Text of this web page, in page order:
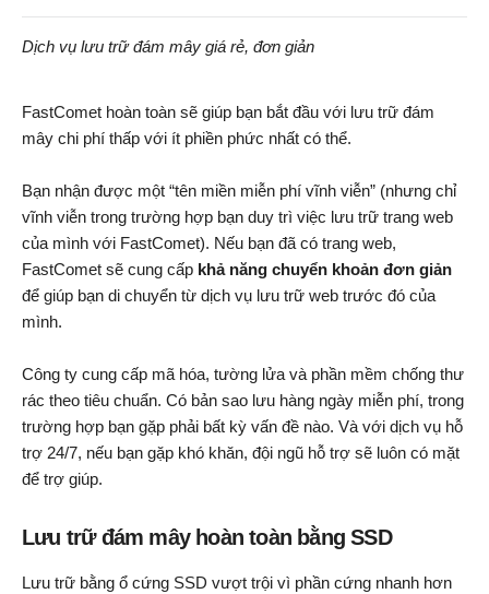
Dịch vụ lưu trữ đám mây giá rẻ, đơn giản
FastComet hoàn toàn sẽ giúp bạn bắt đầu với lưu trữ đám
mây chi phí thấp với ít phiền phức nhất có thể.
Bạn nhận được một “tên miền miễn phí vĩnh viễn” (nhưng chỉ
vĩnh viễn trong trường hợp bạn duy trì việc lưu trữ trang web
của mình với FastComet). Nếu bạn đã có trang web,
FastComet sẽ cung cấp khả năng chuyển khoản đơn giản
để giúp bạn di chuyển từ dịch vụ lưu trữ web trước đó của
mình.
Công ty cung cấp mã hóa, tường lửa và phần mềm chống thư
rác theo tiêu chuẩn. Có bản sao lưu hàng ngày miễn phí, trong
trường hợp bạn gặp phải bất kỳ vấn đề nào. Và với dịch vụ hỗ
trợ 24/7, nếu bạn gặp khó khăn, đội ngũ hỗ trợ sẽ luôn có mặt
để trợ giúp.
Lưu trữ đám mây hoàn toàn bằng SSD
Lưu trữ bằng ổ cứng SSD vượt trội vì phần cứng nhanh hơn